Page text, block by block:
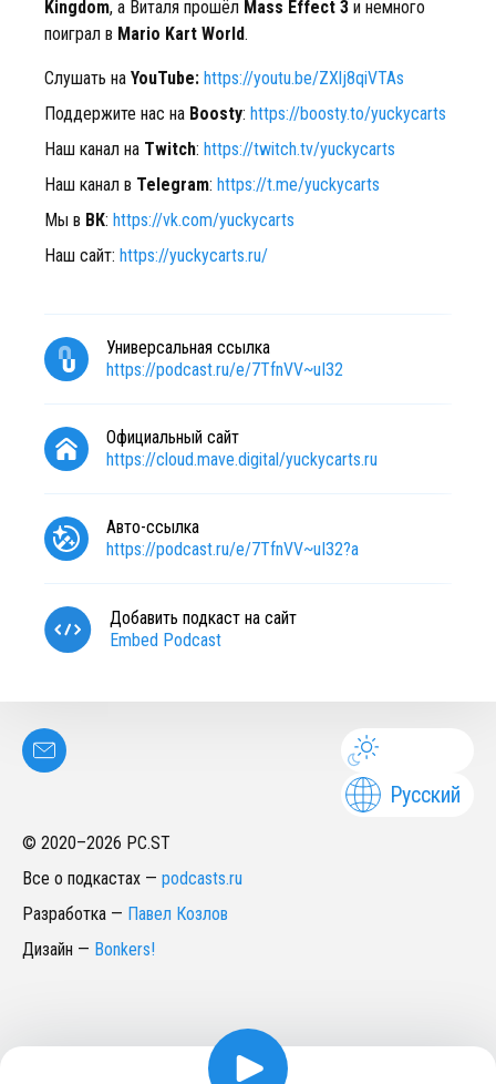
Kingdom, а Виталя прошёл Mass Effect 3 и немного
поиграл в Mario Kart World.
Слушать на YouTube: https://youtu.be/ZXlj8qiVTAs
Поддержите нас на Boosty: https://boosty.to/yuckycarts
Наш канал на Twitch: https://twitch.tv/yuckycarts
Наш канал в Telegram: https://t.me/yuckycarts
Мы в ВК: https://vk.com/yuckycarts
Наш сайт: https://yuckycarts.ru/
Универсальная ссылка
https://podcast.ru/e/7TfnVV~uI32
Официальный сайт
https://cloud.mave.digital/yuckycarts.ru
Авто-ссылка
https://podcast.ru/e/7TfnVV~uI32?a
Добавить подкаст на сайт
Embed Podcast
Русский
© 2020–2026 PC.ST
Все о подкастах — podcasts.ru
Разработка — Павел Козлов
Дизайн — Bonkers!